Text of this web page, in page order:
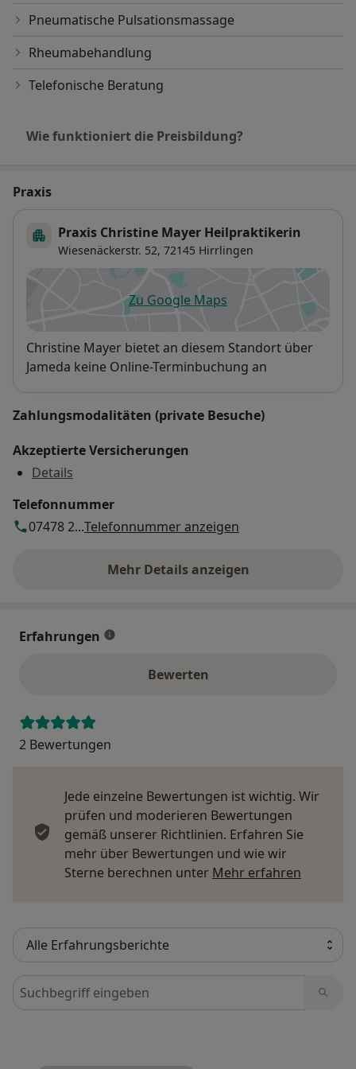
Pneumatische Pulsationsmassage
Rheumabehandlung
Telefonische Beratung
Wie funktioniert die Preisbildung?
Praxis
Praxis Christine Mayer Heilpraktikerin
Wiesenäckerstr. 52, 72145 Hirrlingen
Zu Google Mapsöffnet in einer neuen
Verfügbarkeit
Christine Mayer bietet an diesem Standort über
Jameda keine Online-Terminbuchung an
Zahlungsmodalitäten (private Besuche)
Akzeptierte Versicherungen
Details
Telefonnummer
07478 2...Telefonnummer anzeigen
Mehr Details anzeigen
über die Adresse
Erfahrungen
Bewerten
2 Bewertungen
Jede einzelne Bewertungen ist wichtig. Wir
prüfen und moderieren Bewertungen
gemäß unserer Richtlinien. Erfahren Sie
mehr über Bewertungen und wie wir
Sterne berechnen unter Mehr erfahren
Bewertungen durchsuchen